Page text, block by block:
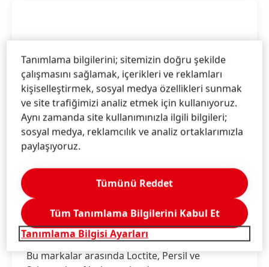
Yıldız Markalar
Henkel, kurumsal stratejisi doğrultusunda
yıldız markalarını güçlendirmeye odaklanmıştır.
Bu markalar arasında Loctite, Persil ve
Tanımlama bilgilerini; sitemizin doğru şekilde
çalışmasını sağlamak, içerikleri ve reklamları
kişiselleştirmek, sosyal medya özellikleri sunmak
ve site trafiğimizi analiz etmek için kullanıyoruz.
Aynı zamanda site kullanımınızla ilgili bilgileri;
sosyal medya, reklamcılık ve analiz ortaklarımızla
paylaşıyoruz.
Tanımlama Bilgisi Ayarları
Tümünü Reddet
Tüm Tanımlama Bilgilerini Kabul Et